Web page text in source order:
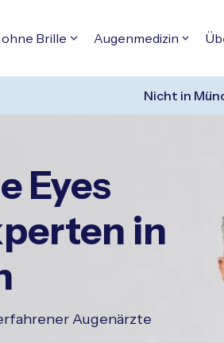
Nicht in
Brille Augenmedizin
Eyes
in
Augenärzte